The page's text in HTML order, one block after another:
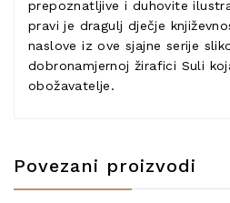
prepoznatljive i duhovite
pravi je dragulj dječje
naslove iz ove sjajne serije
dobronamjernoj žirafici Suli
obožavatelje.
Povezani proizvodi